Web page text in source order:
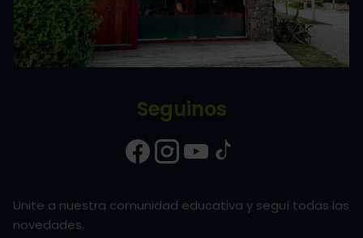
Seguinos
Unite a nuestra comunidad educativa y seguí todas las
novedades.